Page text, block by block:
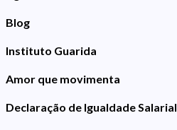
Blog
Instituto Guarida
Amor que movimenta
Declaração de Igualdade Salarial